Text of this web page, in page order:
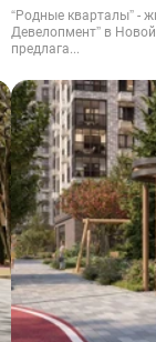
“Родные кварталы” -
Девелопмент” в
предлага...